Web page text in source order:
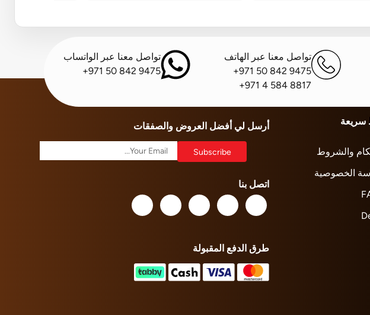
تواصل معنا عبر الهاتف
+971 50 842 9475
+971 4 584 8817
تواصل معنا عبر الواتساب
+971 50 842 9475
سريعة
والشروط
الخصوصية
أرسل لي أفضل العروض والصفقات
اتصل بنا
طرق الدفع المقبولة